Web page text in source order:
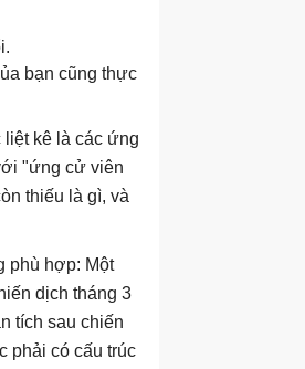
bạn cũng thực
liệt kê là các ứng
"ứng cử viên
thiếu là gì, và
phù hợp: Một
dịch tháng 3
tích sau chiến
phải có cấu trúc